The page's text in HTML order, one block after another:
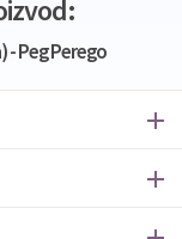
- Peg Perego